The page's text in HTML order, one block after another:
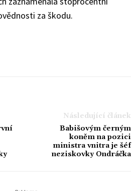
za škodu.
Následující článek
Babišovým černým
koněm na pozici
ministra vnitra je šéf
neziskovky Ondráčka